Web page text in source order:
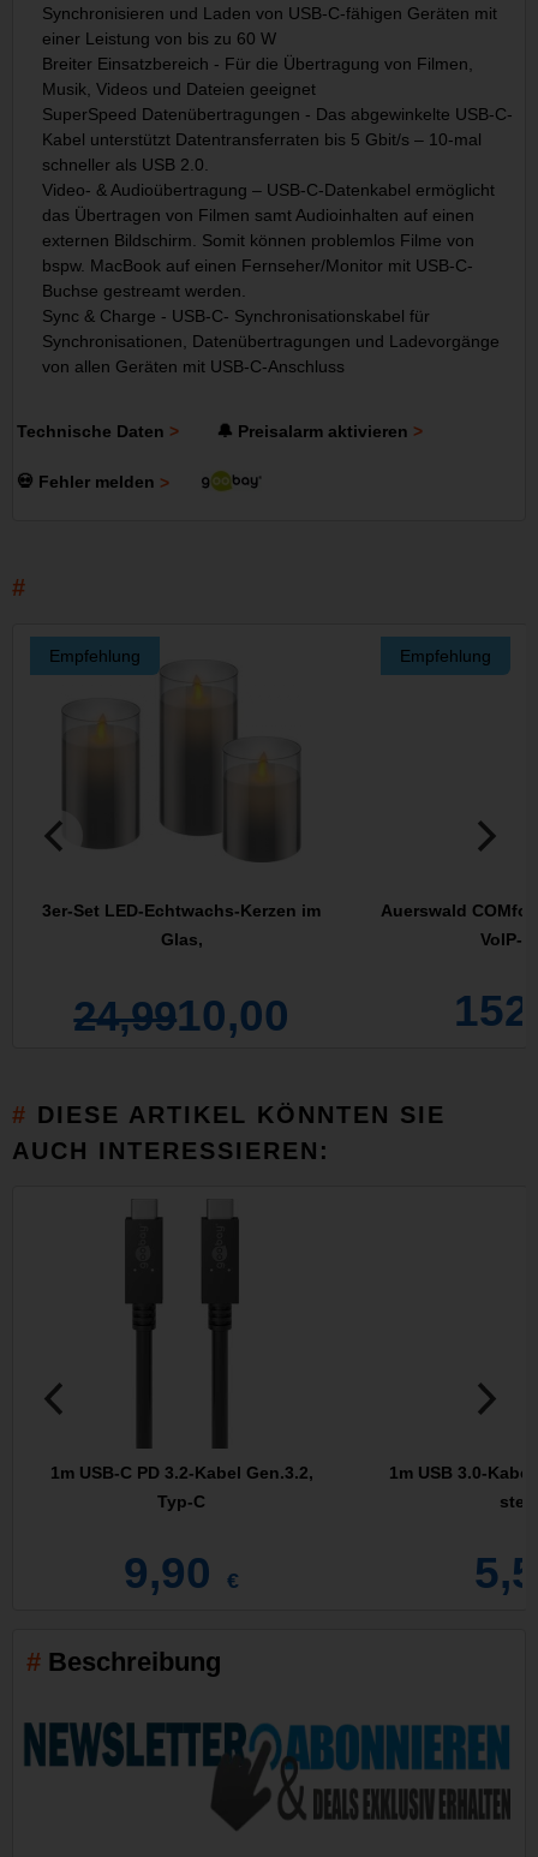
Synchronisieren und Laden von USB-C-fähigen Geräten mit
einer Leistung von bis zu 60 W
Breiter Einsatzbereich - Für die Übertragung von Filmen,
Musik, Videos und Dateien geeignet
SuperSpeed Datenübertragungen - Das abgewinkelte USB-C-
Kabel unterstützt Datentransferraten bis 5 Gbit/s – 10-mal
schneller als USB 2.0.
Video- & Audioübertragung – USB-C-Datenkabel ermöglicht
das Übertragen von Filmen samt Audioinhalten auf einen
externen Bildschirm. Somit können problemlos Filme von
bspw. MacBook auf einen Fernseher/Monitor mit USB-C-
Buchse gestreamt werden.
Sync & Charge - USB-C- Synchronisationskabel für
Synchronisationen, Datenübertragungen und Ladevorgänge
von allen Geräten mit USB-C-Anschluss
Technische Daten 🔔 Preisalarm aktivieren
💀 Fehler melden
Empfehlung
3er-Set LED-Echtwachs-Kerzen im
Glas,
10,00
24,99
Empfehlung
Auerswald
VoIP-
DIESE ARTIKEL KÖNNTEN SIE
AUCH INTERESSIEREN:
1m USB-C PD 3.2-Kabel Gen.3.2,
Typ-C
9,90 €
1m USB 3.0-
Beschreibung